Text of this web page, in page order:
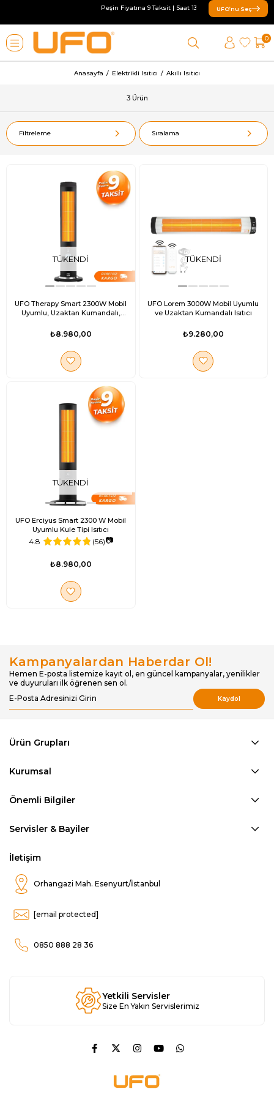
Peşin Fiyatına 9 Taksit | Saat 13:00’e kadar verilen
UFO’nu Seç
0
Anasayfa Elektrikli Isıtıcı Akıllı Isıtıcı
3 Ürün
Filtreleme Sıralama
TÜKENDI
UFO Therapy Smart 2300W Mobil
Uyumlu, Uzaktan Kumandalı,
Programlanabilir Kule Tipi Isıtıcı
₺8.980,00
TÜKENDI
UFO Lorem 3000W Mobil Uyumlu
ve Uzaktan Kumandalı Isıtıcı
₺9.280,00
TÜKENDI
UFO Erciyus Smart 2300 W Mobil
Uyumlu Kule Tipi Isıtıcı
4.8 (56)📷
₺8.980,00
Kampanyalardan Haberdar Ol!
Hemen E-posta listemize kayıt ol, en güncel kampanyalar, yenilikler
ve duyuruları ilk öğrenen sen ol.
Kaydol
Ürün Grupları
Kurumsal
Önemli Bilgiler
Servisler & Bayiler
İletişim
Orhangazi Mah. Esenyurt/İstanbul
[email protected]
0850 888 28 36
Yetkili Servisler
Size En Yakın Servislerimiz